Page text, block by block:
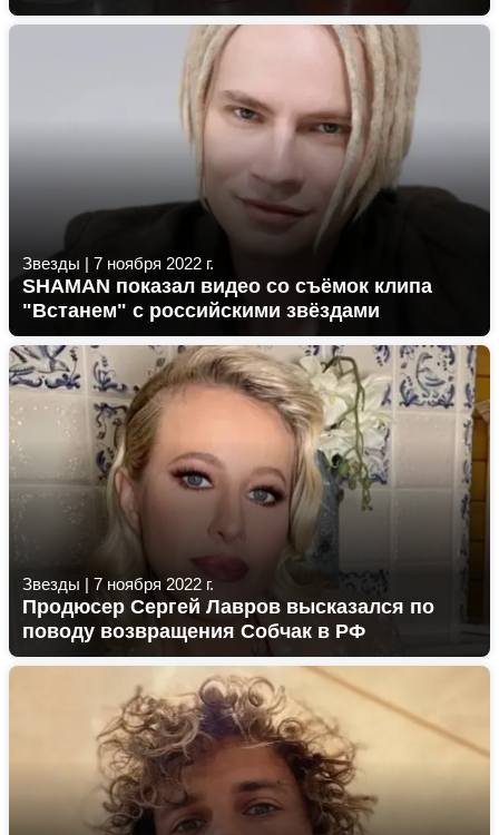
Звезды | 7 ноября 2022 г.
SHAMAN показал видео со съёмок клипа
"Встанем" с российскими звёздами
Звезды | 7 ноября 2022 г.
Продюсер Сергей Лавров высказался по
поводу возвращения Собчак в РФ